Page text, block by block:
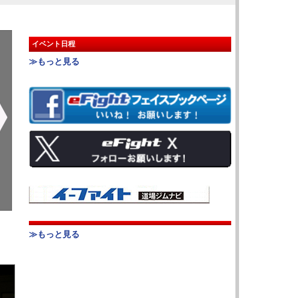
イベント日程
≫もっと見る
≫もっと見る